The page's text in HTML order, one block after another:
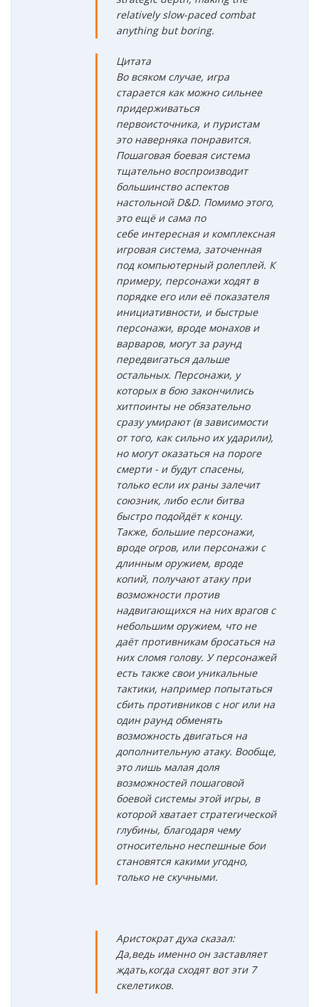
relatively slow-paced combat
anything but boring.
Цитата
Во всяком случае, игра
старается как можно сильнее
придерживаться
первоисточника, и пуристам
это наверняка понравится.
Пошаговая боевая система
тщательно воспроизводит
большинство аспектов
настольной D&D. Помимо этого,
это ещё и сама по
себе интересная и комплексная
игровая система, заточенная
под компьютерный ролеплей. К
примеру, персонажи ходят в
порядке его или её показателя
инициативности, и быстрые
персонажи, вроде монахов и
варваров, могут за раунд
передвигаться дальше
остальных. Персонажи, у
которых в бою закончились
хитпоинты не обязательно
сразу умирают (в зависимости
от того, как сильно их ударили),
но могут оказаться на пороге
смерти - и будут спасены,
только если их раны залечит
союзник, либо если битва
быстро подойдёт к концу.
Также, большие персонажи,
вроде огров, или персонажи с
длинным оружием, вроде
копий, получают атаку при
возможности против
надвигающихся на них врагов с
небольшим оружием, что не
даёт противникам бросаться на
них сломя голову. У персонажей
есть также свои уникальные
тактики, например попытаться
сбить противников с ног или на
один раунд обменять
возможность двигаться на
дополнительную атаку. Вообще,
это лишь малая доля
возможностей пошаговой
боевой системы этой игры, в
которой хватает стратегической
глубины, благодаря чему
относительно неспешные бои
становятся какими угодно,
только не скучными.
Аристократ духа сказал:
Да,ведь именно он заставляет
ждать,когда сходят вот эти 7
скелетиков.